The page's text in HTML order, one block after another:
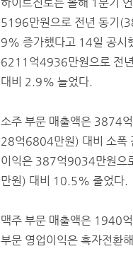
5196만원으로 전년 동기
9% 증가했다고 14일 공시
6211억4936만원으로 전
대비 2.9% 늘었다.
소주 부문 매출액은 3874
28억6804만원) 대비 소폭
이익은 387억9034만원으
만원) 대비 10.5% 줄었다.
맥주 부문 매출액은 1940
부문 영업이익은 흑자전환